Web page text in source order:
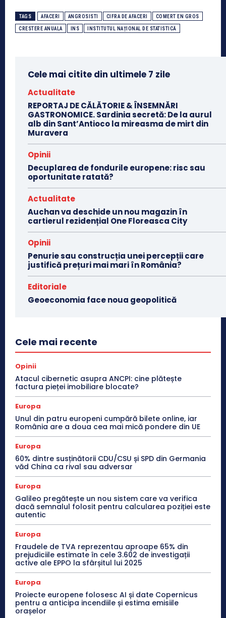
TAGS AFACERI ANGROSISTI CIFRA DE AFACERI COMERT EN GROS
CRESTERE ANUALA INS INSTITUTUL NAȚIONAL DE STATISTICĂ
Cele mai citite din ultimele 7 zile
Actualitate
REPORTAJ DE CĂLĂTORIE & ÎNSEMNĂRI
GASTRONOMICE. Sardinia secretă: De la aurul
alb din Sant’Antioco la mireasma de mirt din
Muravera
Opinii
Decuplarea de fondurile europene: risc sau
oportunitate ratată?
Actualitate
Auchan va deschide un nou magazin în
cartierul rezidențial One Floreasca City
Opinii
Penurie sau construcția unei percepții care
justifică prețuri mai mari în România?
Editoriale
Geoeconomia face noua geopolitică
Cele mai recente
Opinii
Atacul cibernetic asupra ANCPI: cine plătește
factura pieței imobiliare blocate?
Europa
Unul din patru europeni cumpără bilete online, iar
România are a doua cea mai mică pondere din UE
Europa
60% dintre susținătorii CDU/CSU și SPD din Germania
văd China ca rival sau adversar
Europa
Galileo pregătește un nou sistem care va verifica
dacă semnalul folosit pentru calcularea poziției este
autentic
Europa
Fraudele de TVA reprezentau aproape 65% din
prejudiciile estimate în cele 3.602 de investigații
active ale EPPO la sfârșitul lui 2025
Europa
Proiecte europene folosesc AI și date Copernicus
pentru a anticipa incendiile și estima emisiile
orașelor